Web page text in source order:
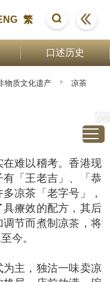
繁
口述历史
物质文化遗产
凉茶
难以稽考。香港现
「王老吉」、「恭
凉茶「老字号」，
療效的配方，其后
节而煮制凉茶，将
今。
主，独沽一味卖凉